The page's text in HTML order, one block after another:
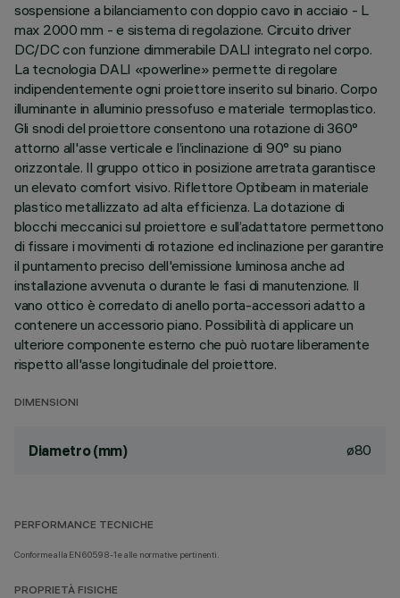
sospensione a bilanciamento con doppio cavo in acciaio - L
max 2000 mm - e sistema di regolazione. Circuito driver
DC/DC con funzione dimmerabile DALI integrato nel corpo.
La tecnologia DALI «powerline» permette di regolare
indipendentemente ogni proiettore inserito sul binario. Corpo
illuminante in alluminio pressofuso e materiale termoplastico.
Gli snodi del proiettore consentono una rotazione di 360°
attorno all'asse verticale e l’inclinazione di 90° su piano
orizzontale. Il gruppo ottico in posizione arretrata garantisce
un elevato comfort visivo. Riflettore Optibeam in materiale
plastico metallizzato ad alta efficienza. La dotazione di
blocchi meccanici sul proiettore e sull’adattatore permettono
di fissare i movimenti di rotazione ed inclinazione per garantire
il puntamento preciso dell'emissione luminosa anche ad
installazione avvenuta o durante le fasi di manutenzione. Il
vano ottico è corredato di anello porta-accessori adatto a
contenere un accessorio piano. Possibilità di applicare un
ulteriore componente esterno che può ruotare liberamente
rispetto all'asse longitudinale del proiettore.
DIMENSIONI
Diametro (mm) ø80
PERFORMANCE TECNICHE
Conforme alla EN60598-1 e alle normative pertinenti.
PROPRIETÀ FISICHE